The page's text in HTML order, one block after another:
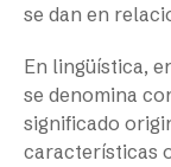
se dan en
En lingüística,
se denomina
significado
características